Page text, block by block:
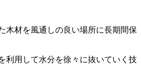
木材を風通しの良い場所に長期間保
利用して水分を徐々に抜いていく技